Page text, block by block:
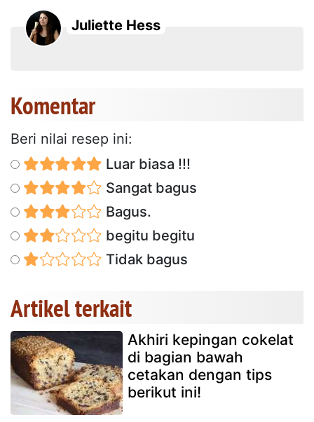
Juliette Hess
Komentar
Beri nilai resep ini:
Luar biasa !!!
Sangat bagus
Bagus.
begitu begitu
Tidak bagus
Artikel terkait
Akhiri kepingan cokelat
di bagian bawah
cetakan dengan tips
berikut ini!